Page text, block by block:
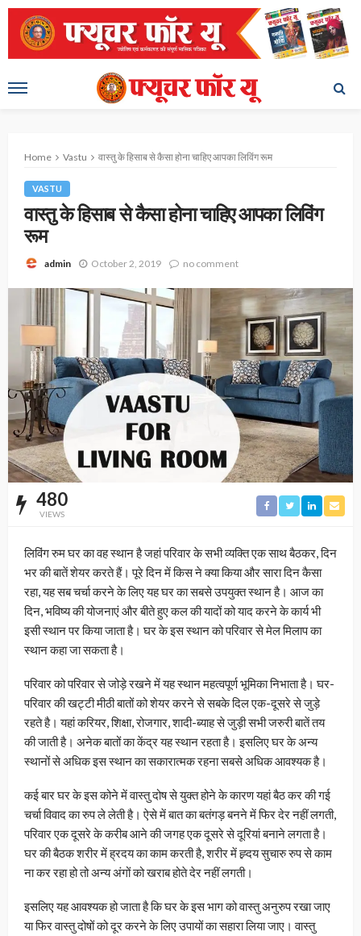
Home Vastu वास्तु के हिसाब से कैसा होना चाहिए आपका लिविंग रूम
VASTU
वास्तु के हिसाब से कैसा होना चाहिए आपका लिविंग
रूम
admin October 2, 2019 no comment
480
VIEWS
लिविंग रुम घर का वह स्थान है जहां परिवार के सभी व्यक्ति एक साथ बैठकर, दिन
भर की बातें शेयर करते हैं। पूरे दिन में किस ने क्या किया और सारा दिन कैसा
रहा, यह सब चर्चा करने के लिए यह घर का सबसे उपयुक्त स्थान है। आज का
दिन, भविष्य की योजनाएं और बीते हुए कल की यादों को याद करने के कार्य भी
इसी स्थान पर किया जाता है। घर के इस स्थान को परिवार से मेल मिलाप का
स्थान कहा जा सकता है।
परिवार को परिवार से जोड़े रखने में यह स्थान महत्वपूर्ण भूमिका निभाता है। घर-
परिवार की खट्टी मीठी बातों को शेयर करने से सबके दिल एक-दूसरे से जुड़े
रहते है। यहां करियर, शिक्षा, रोजगार, शादी-ब्याह से जुड़ी सभी जरुरी बातें तय
की जाती है। अनेक बातों का केंद्र यह स्थान रहता है। इसलिए घर के अन्य
स्थानों से अधिक इस स्थान का सकारात्मक रहना सबसे अधिक आवश्यक है।
कई बार घर के इस कोने में वास्तु दोष से युक्त होने के कारण यहां बैठ कर की गई
चर्चा विवाद का रुप ले लेती है। ऐसे में बात का बतंगड़ बनने में फिर देर नहीं लगती,
परिवार एक दूसरे के करीब आने की जगह एक दूसरे से दूरियां बनाने लगता है।
घर की बैठक शरीर में ह्रदय का काम करती है, शरीर में ह्र्दय सुचारु रुप से काम
ना कर रहा हो तो अन्य अंगों को खराब होते देर नहीं लगती।
इसलिए यह आवश्यक हो जाता है कि घर के इस भाग को वास्तु अनुरुप रखा जाए
या फिर वास्तु दोषों को दूर करने के लिए उपायों का सहारा लिया जाए। वास्तु